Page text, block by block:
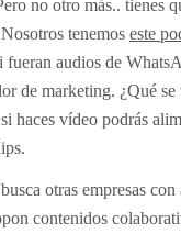
no otro más.. tienes
tenemos este
fueran audios de
de marketing. ¿Qué se
haces vídeo podrás
otras empresas
contenidos